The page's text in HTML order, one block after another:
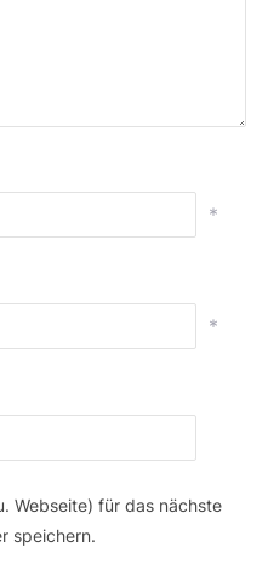
*
*
Webseite) für das nächste
speichern.